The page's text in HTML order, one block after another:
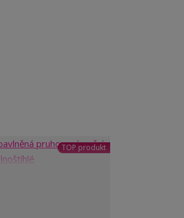
TOP produkt